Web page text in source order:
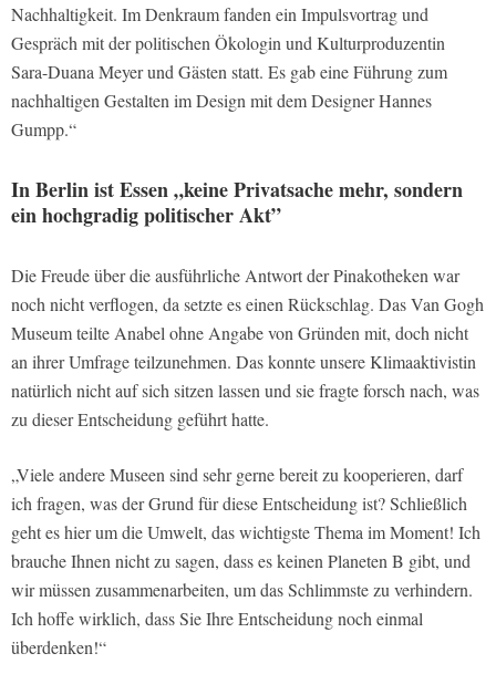
Nachhaltigkeit. Im Denkraum fanden ein Impulsvortrag und
Gespräch mit der politischen Ökologin und Kulturproduzentin
Sara-Duana Meyer und Gästen statt. Es gab eine Führung zum
nachhaltigen Gestalten im Design mit dem Designer Hannes
Gumpp.“
In Berlin ist Essen „keine Privatsache mehr, sondern
ein hochgradig politischer Akt”
Die Freude über die ausführliche Antwort der Pinakotheken war
noch nicht verflogen, da setzte es einen Rückschlag. Das Van Gogh
Museum teilte Anabel ohne Angabe von Gründen mit, doch nicht
an ihrer Umfrage teilzunehmen. Das konnte unsere Klimaaktivistin
natürlich nicht auf sich sitzen lassen und sie fragte forsch nach, was
zu dieser Entscheidung geführt hatte.
„Viele andere Museen sind sehr gerne bereit zu kooperieren, darf
ich fragen, was der Grund für diese Entscheidung ist? Schließlich
geht es hier um die Umwelt, das wichtigste Thema im Moment! Ich
brauche Ihnen nicht zu sagen, dass es keinen Planeten B gibt, und
wir müssen zusammenarbeiten, um das Schlimmste zu verhindern.
Ich hoffe wirklich, dass Sie Ihre Entscheidung noch einmal
überdenken!“